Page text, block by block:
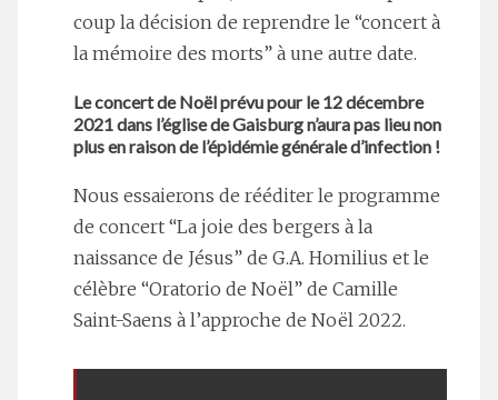
coup la décision de reprendre le “concert à
la mémoire des morts” à une autre date.
Le concert de Noël prévu pour le 12 décembre
2021 dans l’église de Gaisburg n’aura pas lieu non
plus en raison de l’épidémie générale d’infection !
Nous essaierons de rééditer le programme
de concert “La joie des bergers à la
naissance de Jésus” de G.A. Homilius et le
célèbre “Oratorio de Noël” de Camille
Saint-Saens à l’approche de Noël 2022.